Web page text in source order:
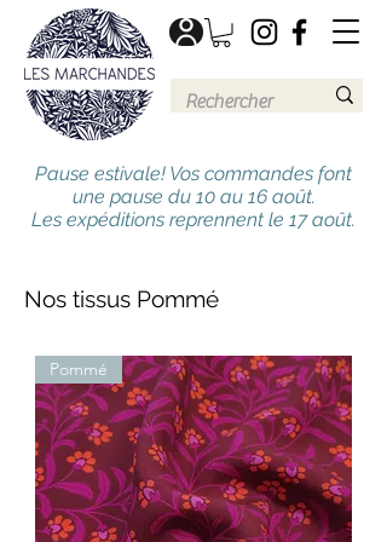
Pause estivale! Vos commandes font
une pause du 10 au 16 août.
Les expéditions reprennent le 17 août.
Nos tissus Pommé
Pommé